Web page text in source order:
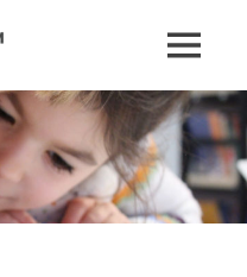
на
на
MENU